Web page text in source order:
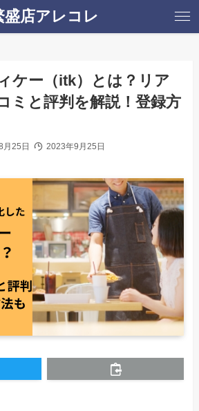
盛店アレコレ
ケー（itk）とは？リア
ミと評判を解説！登録方
月25日 2023年9月25日